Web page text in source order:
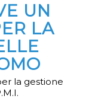
UN
LA
la gestione